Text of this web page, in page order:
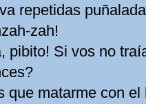
repetidas
pibito! Si vos no
que matarme con el